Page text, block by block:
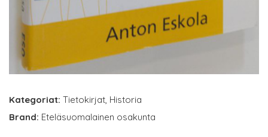
Kategoriat: Tietokirjat Historia
Brand: Eteläsuomalainen osakunta